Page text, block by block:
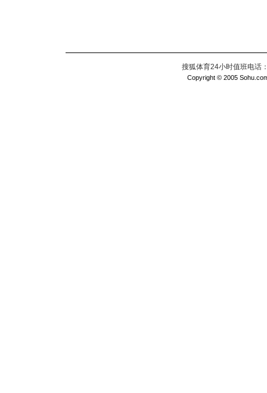
搜狐体育24小时值班电话
Copyright © 2005